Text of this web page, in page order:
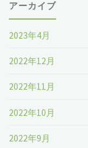
アーカイブ
2023年4月
2022年12月
2022年11月
2022年10月
2022年9月